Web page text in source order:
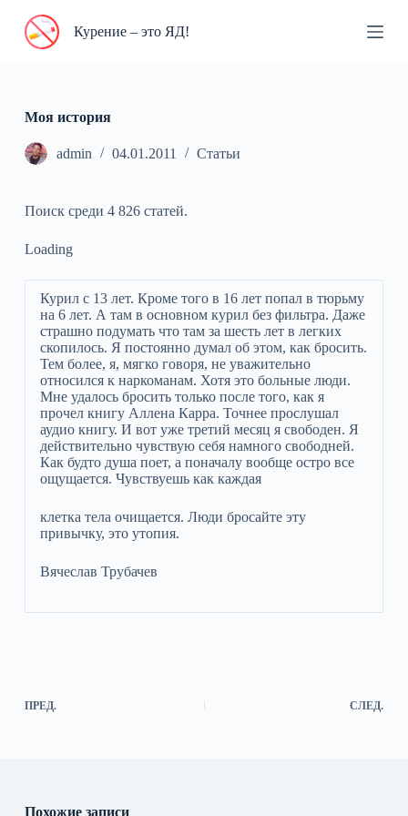
П
и
Курение – это ЯД!
Моя история
admin 04.01.2011 Статьи
Поиск среди 4 826 статей.
Loading
Курил с 13 лет. Кроме того в 16 лет попал в тюрьму
на 6 лет. А там в основном курил без фильтра. Даже
страшно подумать что там за шесть лет в легких
скопилось. Я постоянно думал об этом, как бросить.
Тем более, я, мягко говоря, не уважительно
относился к наркоманам. Хотя это больные люди.
Мне удалось бросить только после того, как я
прочел книгу Аллена Карра. Точнее прослушал
аудио книгу. И вот уже третий месяц я свободен. Я
действительно чувствую себя намного свободней.
Как будто душа поет, а поначалу вообще остро все
ощущается. Чувствуешь как каждая
клетка тела очищается. Люди бросайте эту
привычку, это утопия.
Вячеслав Трубачев
ПРЕД. СЛЕД.
Похожие записи